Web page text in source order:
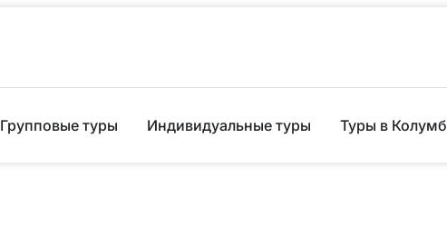
Групповые туры Индивидуальные туры Туры в